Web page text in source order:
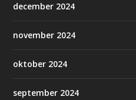
december 2024
november 2024
oktober 2024
september 2024